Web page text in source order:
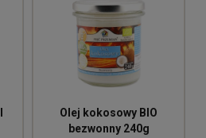
Olej kokosowy BIO
bezwonny 240g